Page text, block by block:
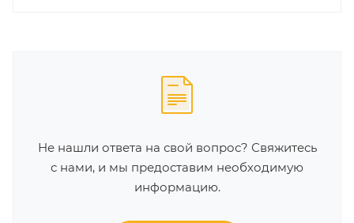
Не нашли ответа на свой вопрос? Свяжитесь
с нами, и мы предоставим необходимую
информацию.